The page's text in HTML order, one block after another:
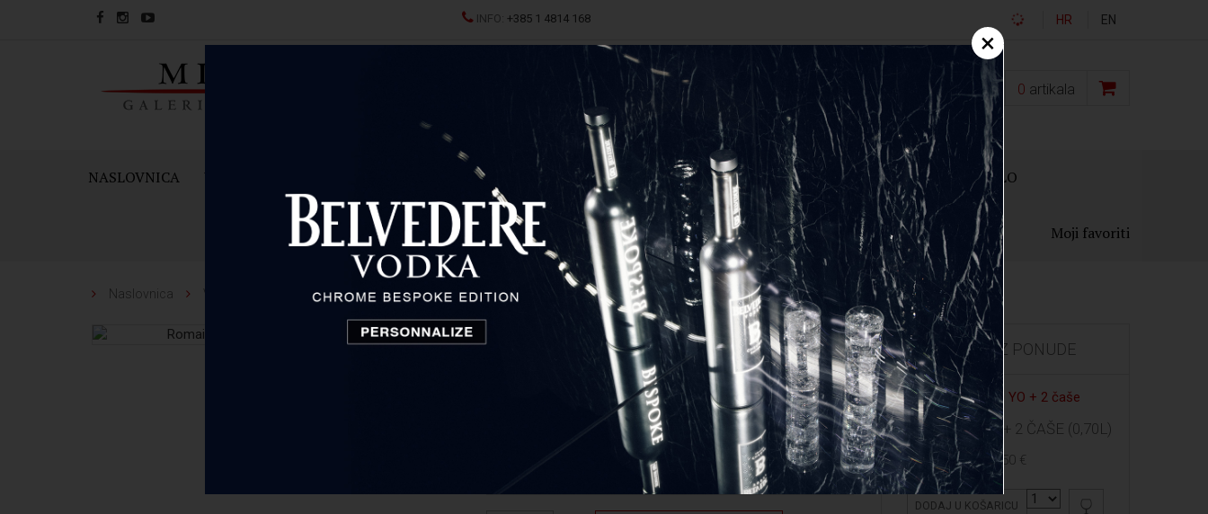
INFO: +385 1 4814 168 HR EN
0,00 € 0 artikala
NASLOVNICA VINA SPRITZ ŽESTOKA PIĆA ČAŠE I DEKANTERI POKLON PAKIRANJA OSTALO
Moji favoriti
Naslovnica Vina Romain Duvernay Romain Duvernay Magnificant Condrieu
Romain Duvernay
Magnificant Condrieu
Rhone Valley, Francuska
€
IZDVOJENO IZ PONUDE
ARDBEG 10 YO + 2 ČAŠE (0,70L)
61,50 €
DODAJ U KOŠARICU
×